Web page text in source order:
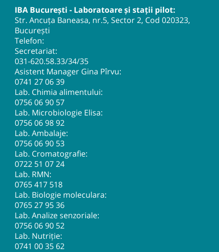
IBA București - Laboratoare și stații pilot:
Str. Ancuța Baneasa, nr.5, Sector 2, Cod 020323,
București
Telefon:
Secretariat:
031-620.58.33/34/35
Asistent Manager Gina Pîrvu:
0741 27 06 39
Lab. Chimia alimentului:
0756 06 90 57
Lab. Microbiologie Elisa:
0756 06 98 92
Lab. Ambalaje:
0756 06 90 53
Lab. Cromatografie:
0722 51 07 24
Lab. RMN:
0765 417 518
Lab. Biologie moleculara:
0765 27 95 36
Lab. Analize senzoriale:
0756 06 90 52
Lab. Nutriție:
0741 00 35 62